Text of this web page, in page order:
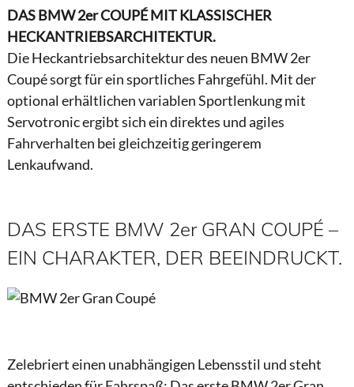
DAS BMW 2er COUPÉ MIT KLASSISCHER
HECKANTRIEBSARCHITEKTUR.
Die Heckantriebsarchitektur des neuen BMW 2er
Coupé sorgt für ein sportliches Fahrgefühl. Mit der
optional erhältlichen variablen Sportlenkung mit
Servotronic ergibt sich ein direktes und agiles
Fahrverhalten bei gleichzeitig geringerem
Lenkaufwand.
DAS ERSTE BMW 2er GRAN COUPÉ –
EIN CHARAKTER, DER BEEINDRUCKT.
Zelebriert einen unabhängigen Lebensstil und steht